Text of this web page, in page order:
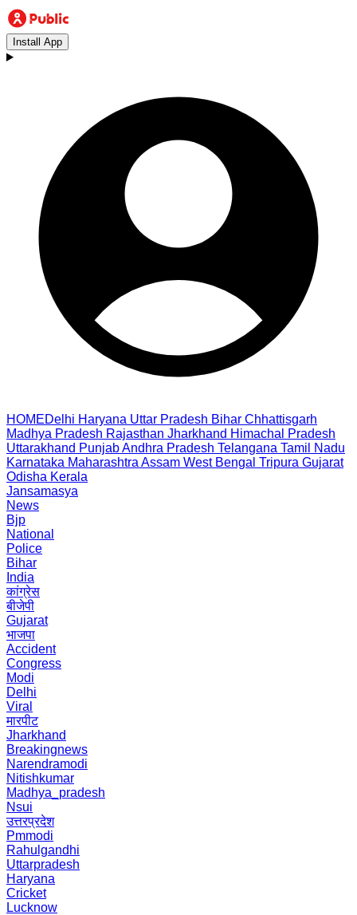
Install App
HOMEDelhi Haryana Uttar Pradesh Bihar Chhattisgarh
Madhya Pradesh Rajasthan Jharkhand Himachal Pradesh
Uttarakhand PunjabAndhra Pradesh Telangana Tamil Nadu
Karnataka Maharashtra Assam West Bengal Tripura Gujarat
Odisha Kerala
Jansamasya
News
Bjp
National
Police
Bihar
India
कांग्रेस
बीजेपी
Gujarat
भाजपा
Accident
Congress
Modi
Delhi
Viral
मारपीट
Jharkhand
Breakingnews
Narendramodi
Nitishkumar
Madhya_pradesh
Nsui
उत्तरप्रदेश
Pmmodi
Rahulgandhi
Uttarpradesh
Haryana
Cricket
Lucknow